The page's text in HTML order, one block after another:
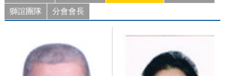
獅誼團隊
分會會長